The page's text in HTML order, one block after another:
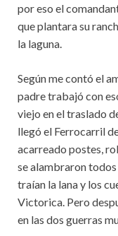
por eso el
que plantara su
la laguna.
Según me contó el
padre trabajó con
viejo en el traslado
llegó el Ferrocarril
acarreado postes,
se alambraron
traían la lana y los
Victorica. Pero
en las dos guerras